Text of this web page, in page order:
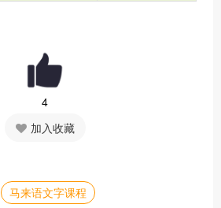
4
加入收藏
马来语文字课程